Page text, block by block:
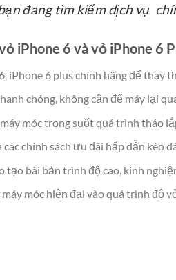
đang tìm kiếm dịch vụ
iPhone 6 và vỏ iPhone 6
iPhone 6 plus chính hãng để thay
chóng, không cần để máy lại
móc trong suốt quá trình tháo
các chính sách ưu đãi hấp dẫn
tạo bài bản trình độ cao, kinh
móc hiện đại vào quá trình độ